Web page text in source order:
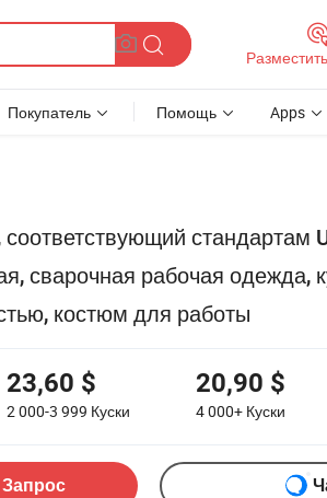
Покупатель Помощь Apps
стандартам
сварочная рабочая одежда,
костюм для работы
23,60 $
2 000-3 999 Куски
20,90 $
4 000+ Куски